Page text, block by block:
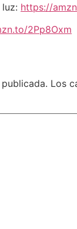
https://
2Pp8Oxm
Los